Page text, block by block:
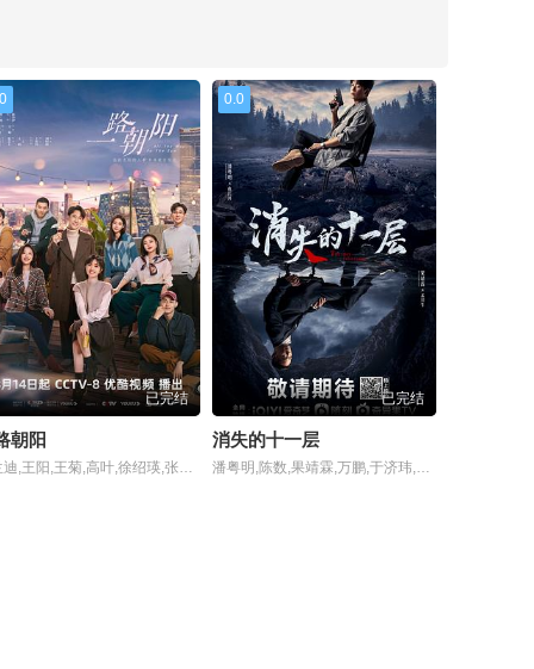
已完结
朝阳
李兰迪,王阳,王菊,高叶,徐绍瑛,张艺上,王皓,王宥钧,任彬,刘恒甫
0.0
已完结
消失的十一层
潘粤明,陈数,果靖霖,万鹏,于济玮,孙岩,陈昊蓝,王铮,刘帅良,汪汐潮,张译文